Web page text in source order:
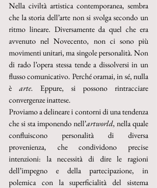
Nella civiltà artistica contemporanea, sembra
che la storia dell’arte non si svolga secondo un
ritmo lineare. Diversamente da quel che era
avvenuto nel Novecento, non ci sono più
movimenti unitari, ma singole personalità. Non
di rado l’opera stessa tende a dissolversi in un
flusso comunicativo. Perché oramai, in sé, nulla
è arte. Eppure, si possono rintracciare
convergenze inattese.
Proviamo a delineare i contorni di una tendenza
che si sta imponendo nell’artworld, nella quale
confluiscono personalità di diversa
provenienza, che condividono precise
intenzioni: la necessità di dire le ragioni
dell’impegno e della partecipazione, in
polemica con la superficialità del sistema